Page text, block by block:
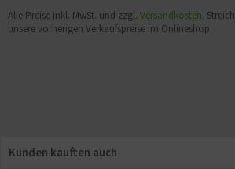
Alle Preise inkl. MwSt. und zzgl. Versandkosten.
unsere vorherigen Verkaufspreise im Onlineshop.
Kunden kauften auch